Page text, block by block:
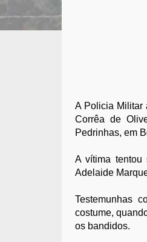
A Policia Militar
Corrêa de
Pedrinhas, em
A vítima
Adelaide
Testemunhas
costume,
os bandidos.